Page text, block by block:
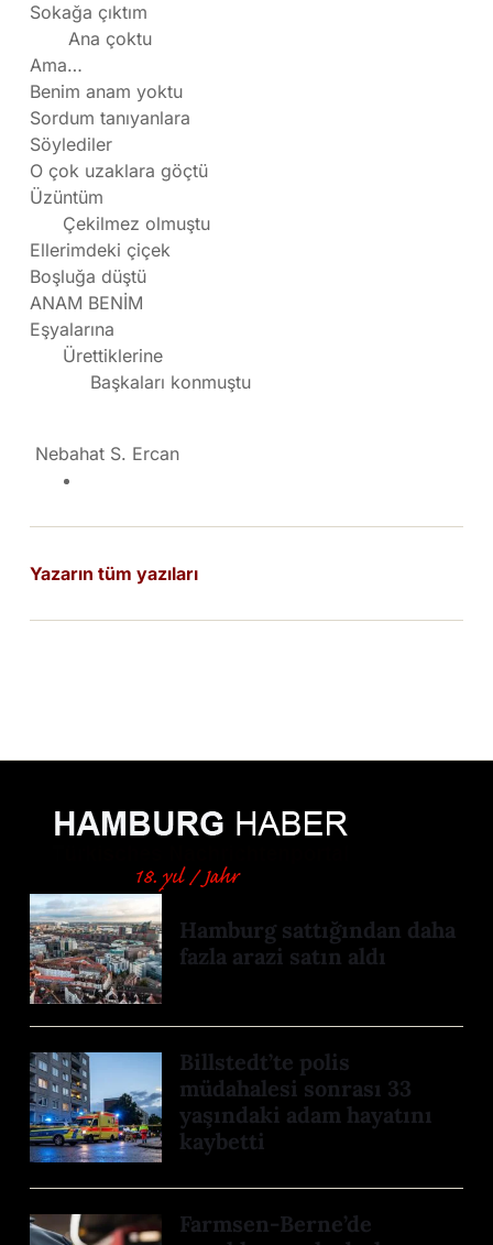
Sokağa çıktım
Ana çoktu
Ama…
Benim anam yoktu
Sordum tanıyanlara
Söylediler
O çok uzaklara göçtü
Üzüntüm
Çekilmez olmuştu
Ellerimdeki çiçek
Boşluğa düştü
ANAM BENİM
Eşyalarına
Ürettiklerine
Başkaları konmuştu
Nebahat S. Ercan
Yazarın tüm yazıları
Hamburg sattığından daha
fazla arazi satın aldı
Billstedt’te polis
müdahalesi sonrası 33
yaşındaki adam hayatını
kaybetti
Farmsen-Berne’de